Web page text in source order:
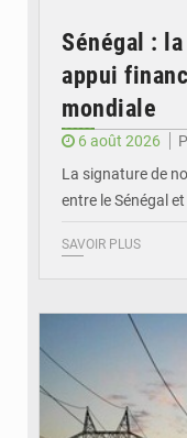
Sénégal :
appui
mondiale
6 août 2026
La signature de
entre le Sénégal
SAVOIR PLUS